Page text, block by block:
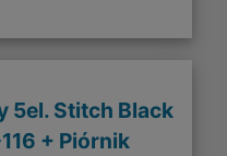
5el. Stitch Black
+ Piórnik